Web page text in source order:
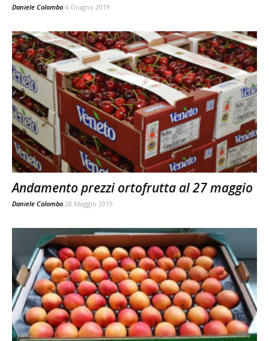
Daniele Colombo 4 Giugno 2019
Andamento prezzi ortofrutta al 27 maggio
Daniele Colombo 28 Maggio 2019